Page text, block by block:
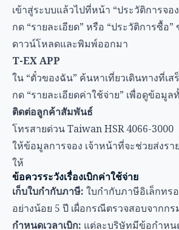
เข้าสู่ระบบแล้วไปที่หน้า “ประวัติการจอ
กด “รายละเอียด” หรือ “ประวัติการซื้อ
ดาวน์โหลดและพิมพ์ออกมา
T-EX APP
ใน “ตั๋วของฉัน” ค้นหาเที่ยวเดินทางที่เส
กด “รายละเอียดค่าใช้จ่าย” เพื่อดูข้อมู
ติดต่อลูกค้าสัมพันธ์
โทรสายด่วน Taiwan HSR 4066-3000
ให้ข้อมูลการจอง เจ้าหน้าที่จะช่วยส่งรา
ให้
ข้อควรระวังเรื่องเบิกค่าใช้จ่าย
เก็บใบกำกับภาษี: ใบกำกับภาษีอิเล็กทร
อย่างน้อย 5 ปี เผื่อกรณีตรวจสอบจากก
กำหนดเวลาเบิก: แต่ละบริษัทมีข้อกำหน